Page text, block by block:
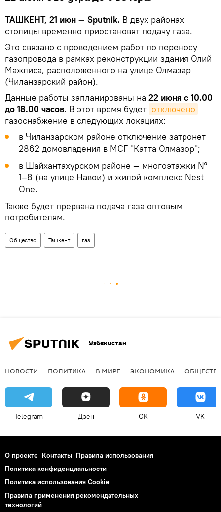
ТАШКЕНТ, 21 июн — Sputnik. В двух районах
столицы временно приостановят подачу газа.
Это связано с проведением работ по переносу
газопровода в рамках реконструкции здания Олий
Мажлиса, расположенного на улице Олмазар
(Чиланзарский район).
Данные работы запланированы на 22 июня с 10.00
до 18.00 часов. В этот время будет отключено
газоснабжение в следующих локациях:
в Чиланзарском районе отключение затронет
2862 домовладения в МСГ "Катта Олмазор";
в Шайхантахурском районе — многоэтажки №
1–8 (на улице Навои) и жилой комплекс Nest
One.
Также будет прервана подача газа оптовым
потребителям.
Общество Ташкент газ
Узбекистан
НОВОСТИ ПОЛИТИКА В МИРЕ ЭКОНОМИКА
Telegram Дзен OK VK
О проекте Контакты Правила использования
Политика конфиденциальности
Политика использования Cookie
Правила применения рекомендательных
технологий